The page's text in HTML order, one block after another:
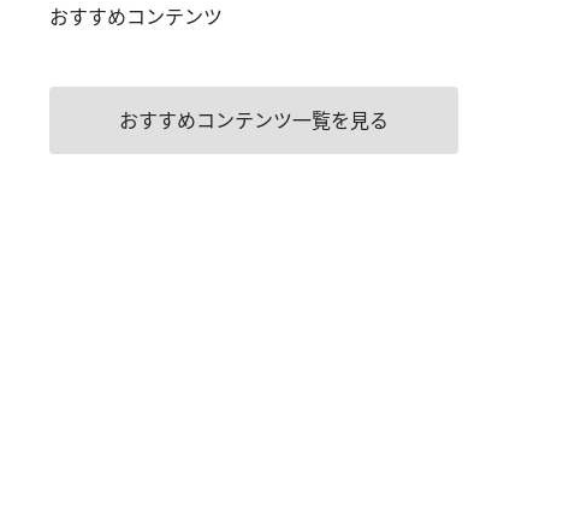
おすすめコンテンツ
おすすめコンテンツ一覧を見る